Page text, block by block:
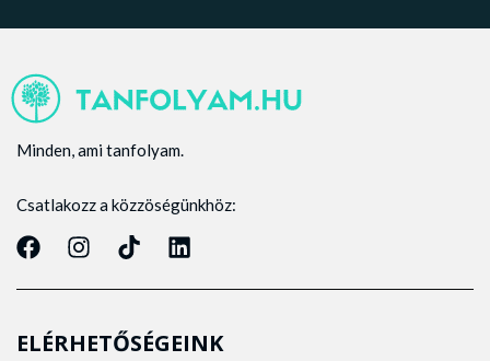
Minden, ami tanfolyam.
Csatlakozz a közzöségünkhöz:
ELÉRHETŐSÉGEINK